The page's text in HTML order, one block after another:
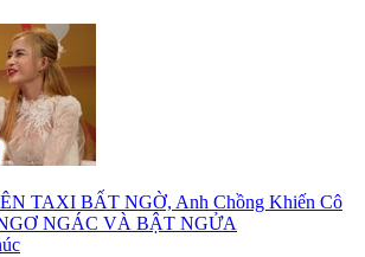
TAXI BẤT NGỜ, Anh Chồng Khiến Cô
NGÁC VÀ BẬT NGỬA